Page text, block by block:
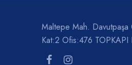
Maltepe Mah.
Kat:2 Ofis:476 TOPKAPI